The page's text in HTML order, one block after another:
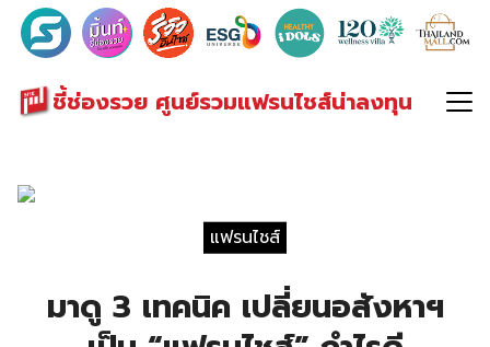
ชี้ช่องรวย ศูนย์รวมแฟรนไชส์น่าลงทุน
Search
for:
แฟรนไชส์
มาดู 3 เทคนิค เปลี่ยนอสังหาฯ